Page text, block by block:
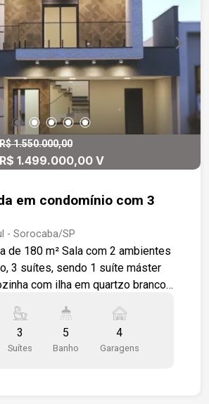
independente. Garagem para 4
2 cobertas.
1.550.000,00
R$ 1.499.000,00 V
em condomínio com 3
- Sorocaba/SP
de 180 m² Sala com 2 ambientes
3 suítes, sendo 1 suíte máster
com ilha em quartzo branco
de ponta:
quente (boiler), Preparação para
Infraestrutura para automação
3
Suítes
5
Banho
4
Garagens